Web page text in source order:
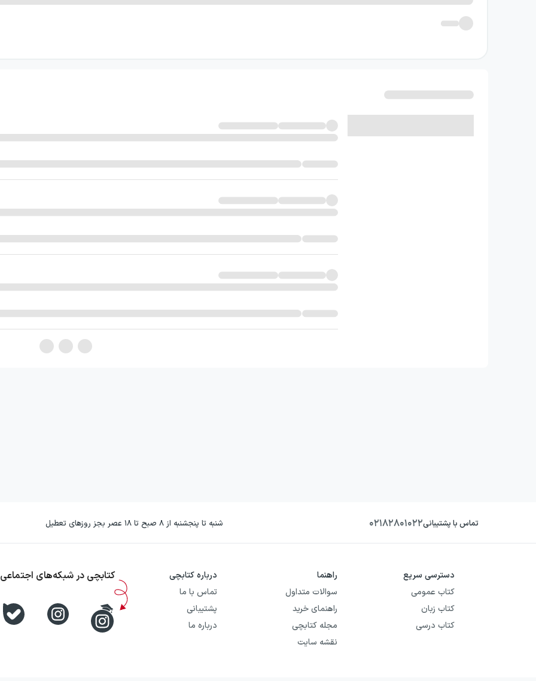
تماس با پشتیبانی۰۲۱۸۲۸۰۱۰۲۲ شنبه تا پنجشنبه از ۸ صبح تا ۱۸ عصر بجز روزهای تعطیل
دسترسی سریع
کتاب عمومی
کتاب زبان
کتاب درسی
راهنما
سوالات متداول
راهنمای خرید
مجله کتابچی
نقشه سایت
درباره کتابچی
تماس با ما
پشتیبانی
درباره ما
کتابچی در شبکه‌های اجتماعی